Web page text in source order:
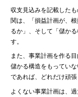
収支見込みを記載した
関は、「損益計画が、
るか」、そして「儲か
す。
また、事業計画を作る
儲かる構造をもってい
であれば、どれだけ頑
よくない事業計画は、